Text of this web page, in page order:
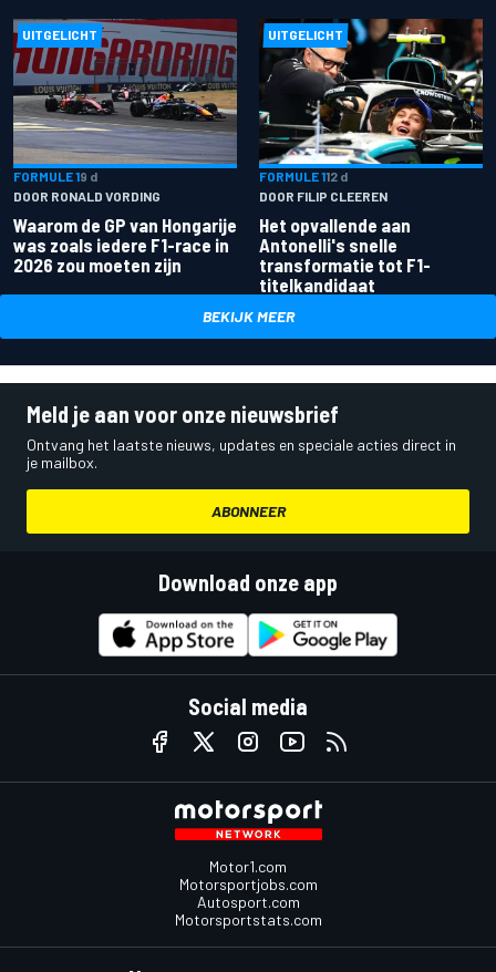
UITGELICHT
FORMULE 19 d
DOOR RONALD VORDING
Waarom de GP van Hongarije
was zoals iedere F1-race in
2026 zou moeten zijn
UITGELICHT
FORMULE 112 d
DOOR FILIP CLEEREN
Het opvallende aan
Antonelli's snelle
transformatie tot F1-
titelkandidaat
BEKIJK MEER
Meld je aan voor onze nieuwsbrief
Ontvang het laatste nieuws, updates en speciale acties direct in
je mailbox.
ABONNEER
Download onze app
Social media
Motor1.com
Motorsportjobs.com
Autosport.com
Motorsportstats.com